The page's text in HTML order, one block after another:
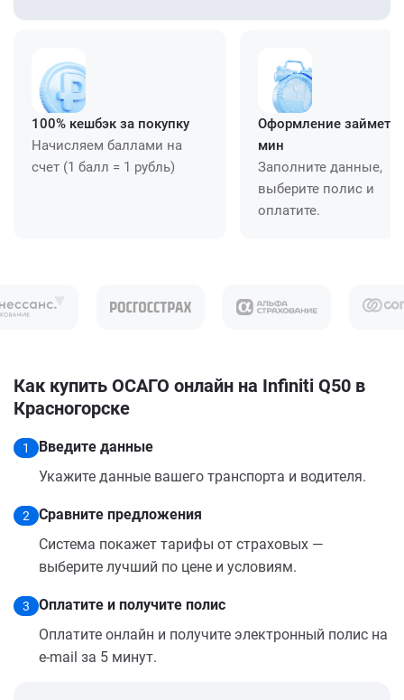
100% кешбэк за покупку
Начисляем баллами на
счет (1 балл = 1 рубль)
Оформление займет
мин
Заполните данные,
выберите полис и
оплатите.
Как купить ОСАГО онлайн на Infiniti Q50 в
Красногорске
1
Введите данные
Укажите данные вашего транспорта и водителя.
2
Сравните предложения
Система покажет тарифы от страховых —
выберите лучший по цене и условиям.
3
Оплатите и получите полис
Оплатите онлайн и получите электронный полис на
e-mail за 5 минут.